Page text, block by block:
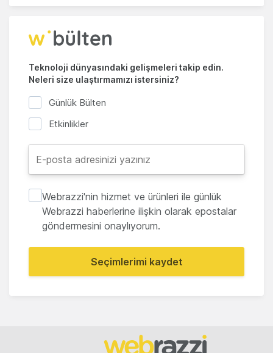
Teknoloji dünyasındaki gelişmeleri takip edin.
Neleri size ulaştırmamızı istersiniz?
Günlük Bülten
Etkinlikler
Webrazzi'nin hizmet ve ürünleri ile günlük
Webrazzi haberlerine ilişkin olarak epostalar
göndermesini onaylıyorum.
Seçimlerimi kaydet